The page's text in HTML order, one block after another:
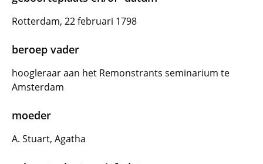
Rotterdam, 22 februari 1798
beroep vader
hoogleraar aan het Remonstrants seminarium te
Amsterdam
moeder
A. Stuart, Agatha